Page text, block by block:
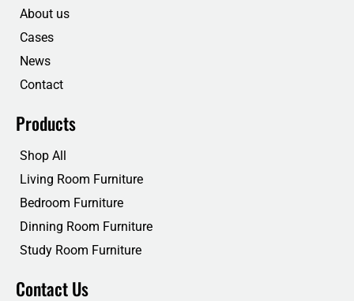
o
k
r
About us
Cases
News
Contact
Products
Shop All
Living Room Furniture
Bedroom Furniture
Dinning Room Furniture
Study Room Furniture
Contact Us